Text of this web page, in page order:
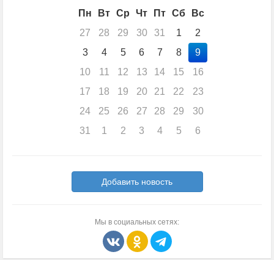
Пн
Вт Ср Чт Пт Сб
Вс
27
28 29 30 31 1
2
3
4 5 6 7 8
9
10
11 12 13 14 15
16
17
18 19 20 21 22
23
24
25 26 27 28 29
30
31
1 2 3 4 5 6
Добавить новость
Мы в социальных сетях: